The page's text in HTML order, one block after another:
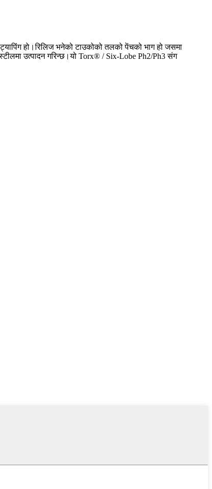
हो।रिलिज भनेको टाउकोको तलको पेंचको भाग हो जसमा
उत्पादन गरिन्छ।यो Torx® / Six-Lobe Ph2/Ph3 संग